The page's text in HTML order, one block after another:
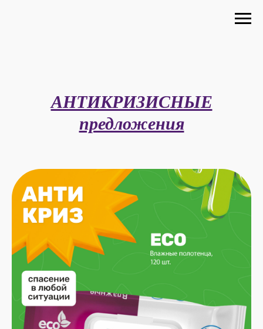
АНТИКРИЗИСНЫЕ
предложения